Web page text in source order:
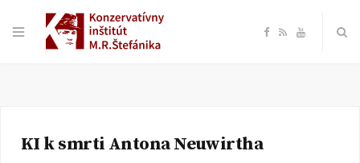
F R Y
KI k smrti Antona Neuwirtha